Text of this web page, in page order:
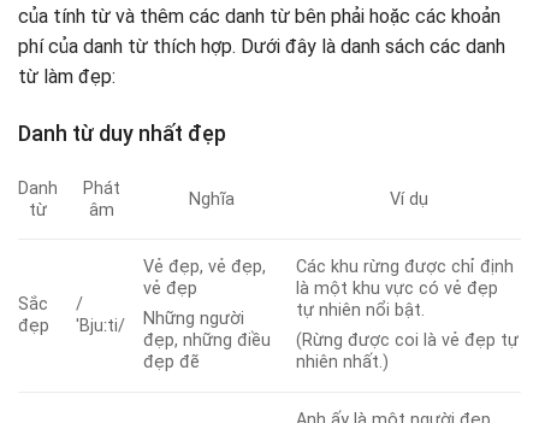
của tính từ và thêm các danh từ bên phải hoặc các khoản
phí của danh từ thích hợp. Dưới đây là danh sách các danh
từ làm đẹp:
Danh từ duy nhất đẹp
Danh
từ
Phát
âm
Nghĩa Ví dụ
Sắc
đẹp
/
ˈBjuːti/
Vẻ đẹp, vẻ đẹp,
vẻ đẹp
Những người
đẹp, những điều
đẹp đẽ
Các khu rừng được chỉ định
là một khu vực có vẻ đẹp
tự nhiên nổi bật.
(Rừng được coi là vẻ đẹp tự
nhiên nhất.)